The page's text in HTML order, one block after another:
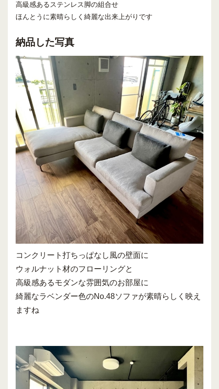
高級感あるステンレス脚の組合せ
ほんとうに素晴らしく綺麗な出来上がりです
納品した写真
コンクリート打ちっぱなし風の壁面に
ウォルナット材のフローリングと
高級感あるモダンな雰囲気のお部屋に
綺麗なラベンダー色のNo.48ソファが素晴らしく映え
ますね